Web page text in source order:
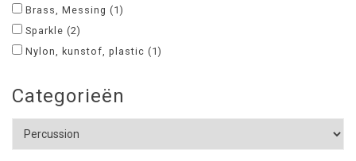
Brass, Messing (1)
Sparkle (2)
Nylon, kunstof, plastic (1)
Categorieën